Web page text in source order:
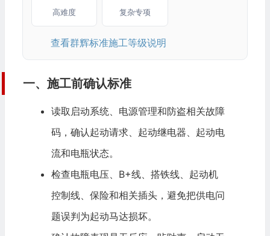
高难度 复杂专项
查看群辉标准施工等级说明
一、施工前确认标准
读取启动系统、电源管理和防盗相关故障
码，确认起动请求、起动继电器、起动电
流和电瓶状态。
检查电瓶电压、B+线、搭铁线、起动机
控制线、保险和相关插头，避免把供电问
题误判为起动马达损坏。